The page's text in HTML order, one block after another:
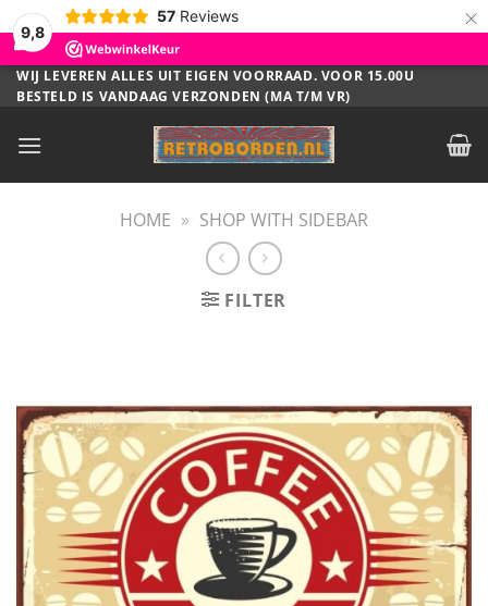
9,8
57 Reviews ×
Ga
naar
WIJ LEVEREN ALLES UIT EIGEN VOORRAAD. VOOR 15.00U
BESTELD IS VANDAAG VERZONDEN (MA T/M VR)
HOME » SHOP WITH SIDEBAR
FILTER